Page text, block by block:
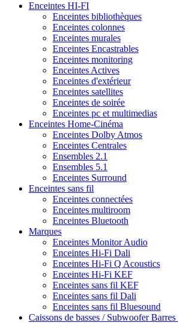
Enceintes HI-FI
Enceintes bibliothèques
Enceintes colonnes
Enceintes murales
Enceintes Encastrables
Enceintes monitoring
Enceintes Actives
Enceintes d'extérieur
Enceintes satellites
Enceintes de soirée
Enceintes pc et multimedias
Enceintes Home-Cinéma
Enceintes Dolby Atmos
Enceintes Centrales
Ensembles 2.1
Ensembles 5.1
Enceintes Surround
Enceintes sans fil
Enceintes connectées
Enceintes multiroom
Enceintes Bluetooth
Marques
Enceintes Monitor Audio
Enceintes Hi-Fi Dali
Enceintes Hi-Fi Q Acoustics
Enceintes Hi-Fi KEF
Enceintes sans fil KEF
Enceintes sans fil Dali
Enceintes sans fil Bluesound
Caissons de basses / Subwoofer